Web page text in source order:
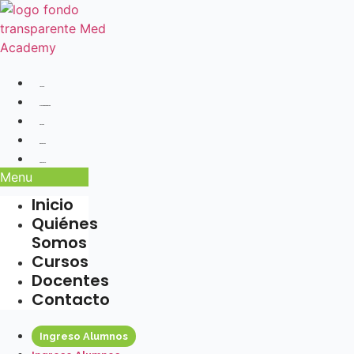
Ir
al
contenido
Menu
Inicio
Quiénes
Somos
Cursos
Docentes
Contacto
Ingreso Alumnos